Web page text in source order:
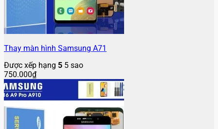
Thay màn hình Samsung A71
Được xếp hạng 5 5 sao
750.000₫